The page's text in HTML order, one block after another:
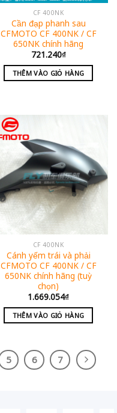
CF 400NK
Cần đạp phanh sau
CFMOTO CF 400NK / CF
650NK chính hãng
721.240₫
THÊM VÀO GIỎ HÀNG
CF 400NK
Cánh yếm trái và phải
CFMOTO CF 400NK / CF
650NK chính hãng (tuỳ
chọn)
1.669.054₫
THÊM VÀO GIỎ HÀNG
5 6 7